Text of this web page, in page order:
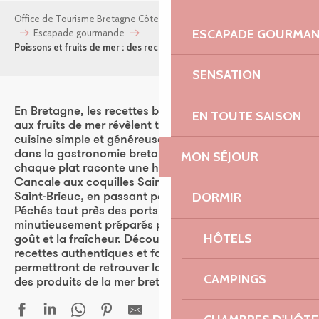
ESCAPADE
SENSATION
EN TOUTE SAISON
MON SÉJOUR
DORMIR
HÔTELS
CAMPINGS
Office de Tourisme Bretagne Côte de Granit Rose
Escapade gourmande
Poissons et fruits de mer : des recettes au saveurs iodées
En Bretagne, les recettes bretonnes au poisson et
aux fruits de mer révèlent tout le savoir-faire d’une
cuisine simple et généreuse, profondément ancrée
dans la gastronomie bretonne. Entre terroir et mer,
chaque plat raconte une histoire : des huîtres de
Cancale aux coquilles Saint-Jacques de la baie de
Saint-Brieuc, en passant par les filets de bar grillés.
Péchés tout près des ports, ces trésors de la mer sont
minutieusement préparés pour en faire ressortir le
goût et la fraîcheur. Découvrez ces délicieuses
recettes authentiques et faciles à préparer qui vous
permettront de retrouver la saveur et la générosité
des produits de la mer bretonne.